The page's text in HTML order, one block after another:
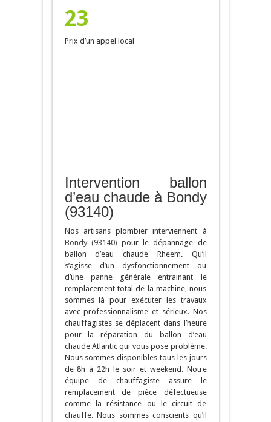
23
Prix d’un appel local
Intervention ballon
d’eau chaude à Bondy
(93140)
Nos artisans plombier interviennent à
Bondy (93140) pour le dépannage de
ballon d’eau chaude Rheem. Qu’il
s’agisse d’un dysfonctionnement ou
d’une panne générale entrainant le
remplacement total de la machine, nous
sommes là pour exécuter les travaux
avec professionnalisme et sérieux. Nos
chauffagistes se déplacent dans l’heure
pour la réparation du ballon d’eau
chaude Atlantic qui vous pose problème.
Nous sommes disponibles tous les jours
de 8h à 22h le soir et weekend. Notre
équipe de chauffagiste assure le
remplacement de pièce défectueuse
comme la résistance ou le circuit de
chauffe. Nous sommes conscients qu’il